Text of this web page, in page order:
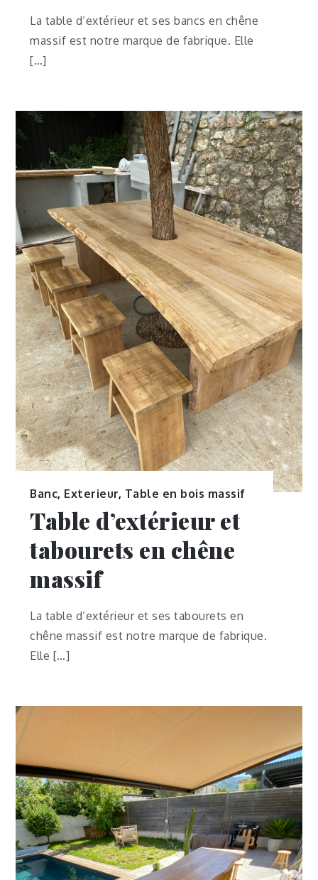
La table d’extérieur et ses bancs en chêne
massif est notre marque de fabrique. Elle
[…]
Banc, Exterieur, Table en bois massif
Table d’extérieur et
tabourets en chêne
massif
La table d’extérieur et ses tabourets en
chêne massif est notre marque de fabrique.
Elle […]